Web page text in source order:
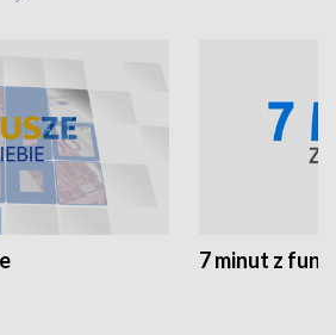
7 minut z